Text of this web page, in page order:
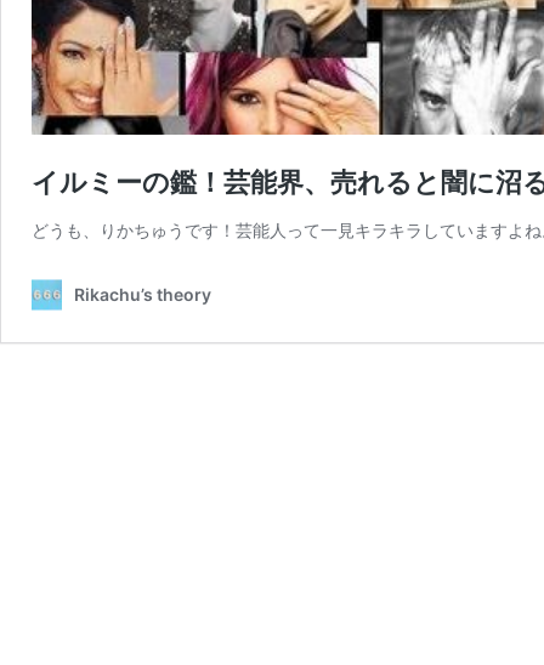
イルミーの鑑！芸能界、売れると闇に沼
どうも、りかちゅうです！芸能人って一見キラキラしていますよ
Rikachu’s theory